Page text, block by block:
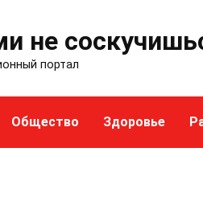
не
портал
Общество Здоровье